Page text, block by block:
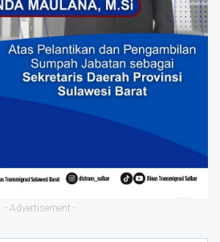
- Advertisement -